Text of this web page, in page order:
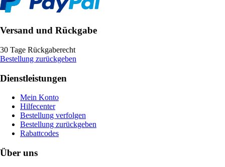
Versand und Rückgabe
30 Tage Rückgaberecht
Bestellung zurückgeben
Dienstleistungen
Mein Konto
Hilfecenter
Bestellung verfolgen
Bestellung zurückgeben
Rabattcodes
Über uns